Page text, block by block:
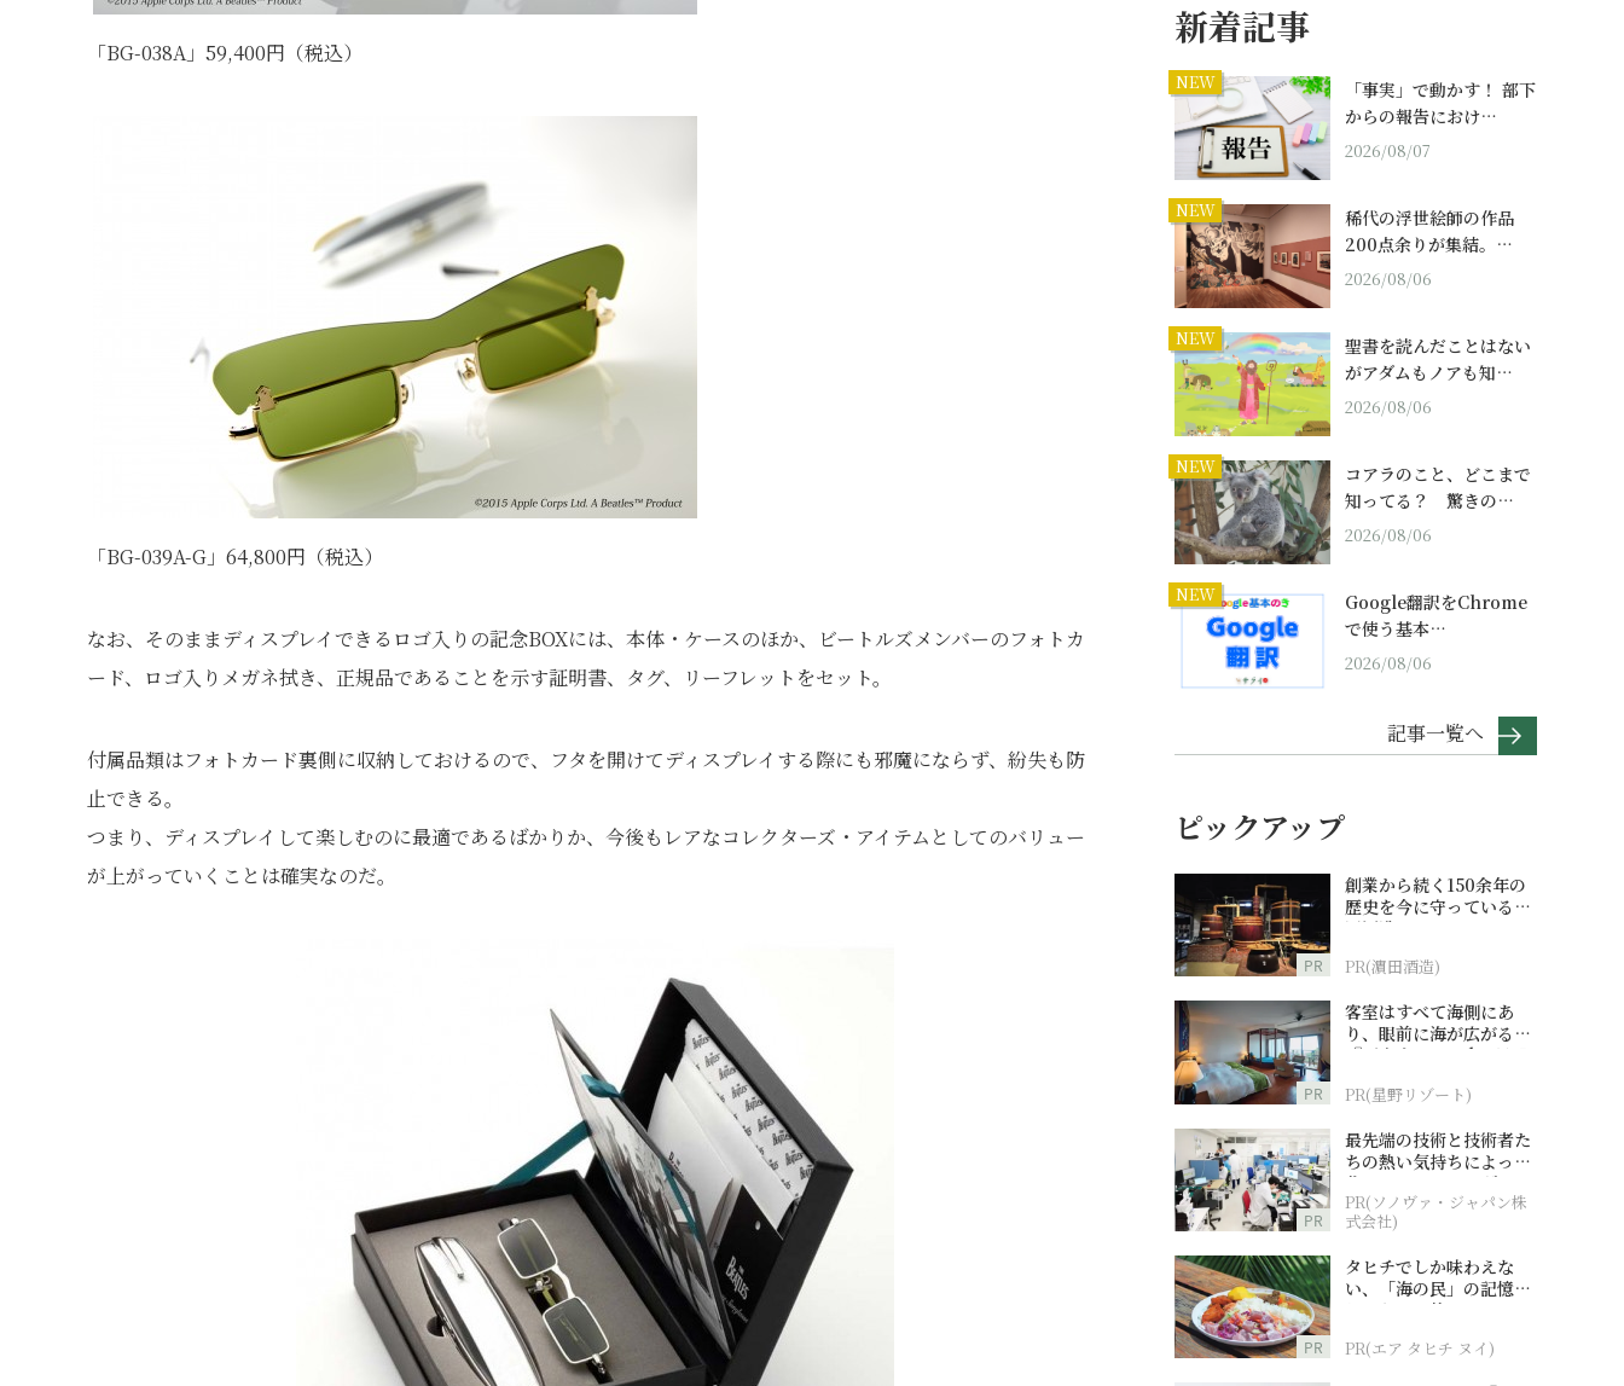
「BG-038A」59,400円（税込）
「BG-039A-G」64,800円（税込）
なお、そのままディスプレイできるロゴ入りの記念BOXには、本体・ケースのほか、ビートルズメンバーのフォトカ
ード、ロゴ入りメガネ拭き、正規品であることを示す証明書、タグ、リーフレットをセット。
付属品類はフォトカード裏側に収納しておけるので、フタを開けてディスプレイする際にも邪魔にならず、紛失も防
止できる。
つまり、ディスプレイして楽しむのに最適であるばかりか、今後もレアなコレクターズ・アイテムとしてのバリュー
が上がっていくことは確実なのだ。
新着記事
NEW
「事実」で動かす！ 部下
からの報告におけ…
2026/08/07
NEW
稀代の浮世絵師の作品
200点余りが集結。…
2026/08/06
NEW
聖書を読んだことはない
がアダムもノアも知…
2026/08/06
NEW
コアラのこと、どこまで
知ってる？ 驚きの…
2026/08/06
NEW
Google翻訳をChrome
で使う基本…
2026/08/06
記事一覧へ
ピックアップ
PR
創業から続く150余年の
歴史を今に守っている濵
田酒造
PR(濵田酒造)
PR
客室はすべて海側にあ
り、眼前に海が広がる
『西表島ホテル by 星野
PR(星野リゾート)
PR
最先端の技術と技術者た
ちの熱い気持ちによって
作られているオーダーメ
イド補聴器
PR(ソノヴァ・ジャパン株
式会社)
PR
タヒチでしか味わえな
い、「海の民」の記憶へ
とつながる旅
PR(エア タヒチ ヌイ)